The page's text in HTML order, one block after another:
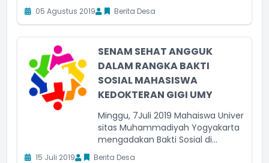
05 Agustus 2019 Berita Desa
SENAM SEHAT ANGGUK
DALAM RANGKA BAKTI
SOSIAL MAHASISWA
KEDOKTERAN GIGI UMY
Minggu, 7Juli 2019 Mahaiswa Univer
sitas Muhammadiyah Yogyakarta
mengadakan Bakti Sosial di...
15 Juli 2019 Berita Desa